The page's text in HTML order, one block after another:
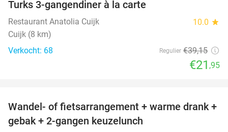
Turks 3-gangendiner à la carte
Restaurant Anatolia Cuijk 10.0 star
Cuijk (8 km)
Verkocht: 68
Regulier €39,15
€21 ,95
46%
Wandel- of fietsarrangement + warme drank +
gebak + 2-gangen keuzelunch